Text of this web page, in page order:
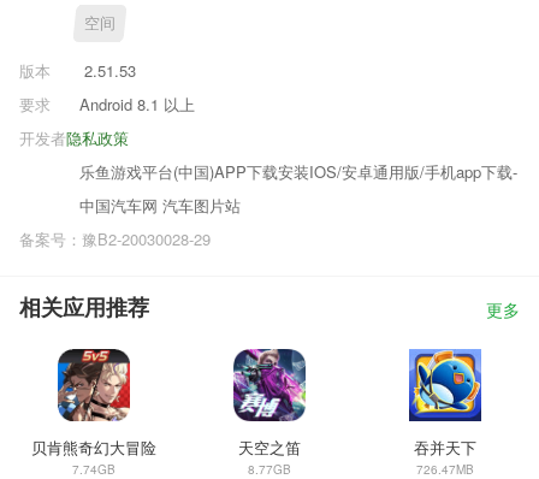
空间
版本
2.51.53
要求
Android 8.1 以上
隐私政策
开发者
乐鱼游戏平台(中国)APP下载安装IOS/安卓通用版/手机app下载-
中国汽车网 汽车图片站
备案号：豫B2-20030028-29
相关应用推荐 更多
贝肯熊奇幻大冒险
7.74GB
天空之笛
8.77GB
吞并天下
726.47MB